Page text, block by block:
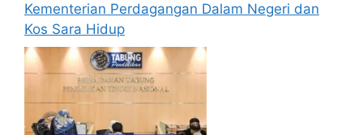
Kementerian Perdagangan Dalam Negeri dan
Kos Sara Hidup